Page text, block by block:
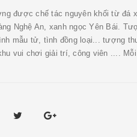
được chế tác nguyên khối từ đá
Nghệ An, xanh ngọc Yên Bái.
mẫu tử, tình đồng loại... tượng
vui chơi giải trí, công viên ....